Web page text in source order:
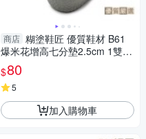
商店 糊塗鞋匠 優質鞋材 B61
爆米花增高七分墊2.5cm 1雙
爆米花增高墊 爆米花增高半墊
爆米花鞋墊
$80
5
加入購物車